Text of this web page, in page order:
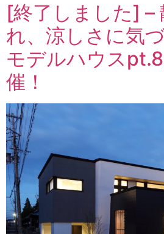
[終了しました] –
れ、涼しさに気
モデルハウス
催！